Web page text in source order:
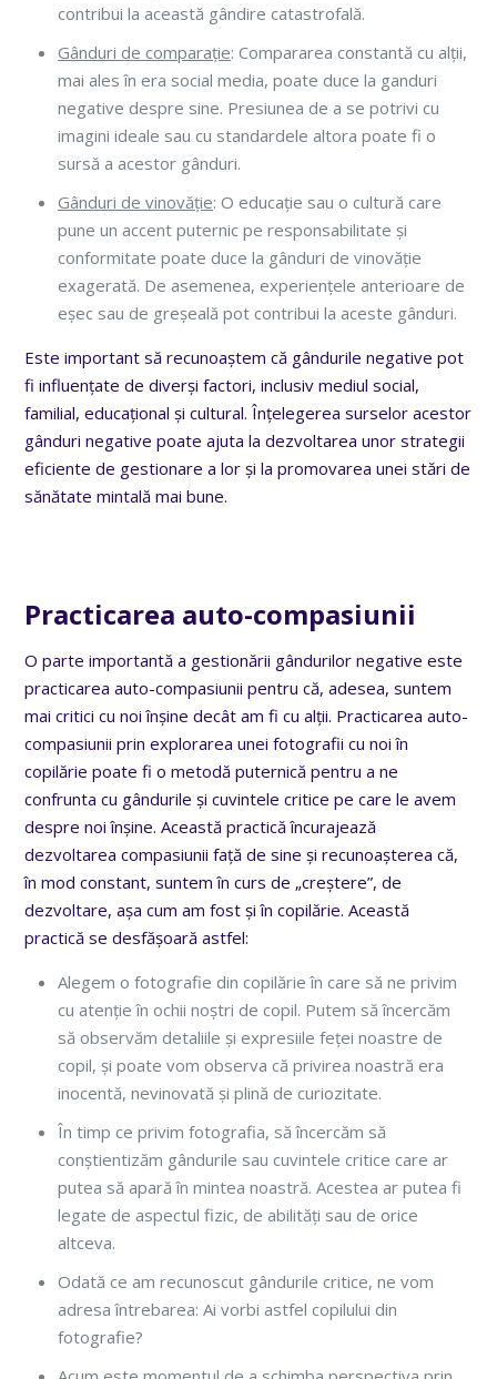
contribui la această gândire catastrofală.
Gânduri de comparație: Compararea constantă cu alții,
mai ales în era social media, poate duce la ganduri
negative despre sine. Presiunea de a se potrivi cu
imagini ideale sau cu standardele altora poate fi o
sursă a acestor gânduri.
Gânduri de vinovăție: O educație sau o cultură care
pune un accent puternic pe responsabilitate și
conformitate poate duce la gânduri de vinovăție
exagerată. De asemenea, experiențele anterioare de
eșec sau de greșeală pot contribui la aceste gânduri.
Este important să recunoaștem că gândurile negative pot
fi influențate de diverși factori, inclusiv mediul social,
familial, educațional și cultural. Înțelegerea surselor acestor
gânduri negative poate ajuta la dezvoltarea unor strategii
eficiente de gestionare a lor și la promovarea unei stări de
sănătate mintală mai bune.
Practicarea auto-compasiunii
O parte importantă a gestionării gândurilor negative este
practicarea auto-compasiunii pentru că, adesea, suntem
mai critici cu noi înșine decât am fi cu alții. Practicarea auto-
compasiunii prin explorarea unei fotografii cu noi în
copilărie poate fi o metodă puternică pentru a ne
confrunta cu gândurile și cuvintele critice pe care le avem
despre noi înșine. Această practică încurajează
dezvoltarea compasiunii față de sine și recunoașterea că,
în mod constant, suntem în curs de „creștere”, de
dezvoltare, așa cum am fost și în copilărie. Această
practică se desfășoară astfel:
Alegem o fotografie din copilărie în care să ne privim
cu atenție în ochii noștri de copil. Putem să încercăm
să observăm detaliile și expresiile feței noastre de
copil, și poate vom observa că privirea noastră era
inocentă, nevinovată și plină de curiozitate.
În timp ce privim fotografia, să încercăm să
conștientizăm gândurile sau cuvintele critice care ar
putea să apară în mintea noastră. Acestea ar putea fi
legate de aspectul fizic, de abilități sau de orice
altceva.
Odată ce am recunoscut gândurile critice, ne vom
adresa întrebarea: Ai vorbi astfel copilului din
fotografie?